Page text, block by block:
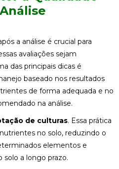
a análise é crucial para
avaliações sejam
das principais dicas é
baseado nos resultados
de forma adequada e no
na análise.
de culturas. Essa prática
no solo, reduzindo o
elementos e
solo a longo prazo.